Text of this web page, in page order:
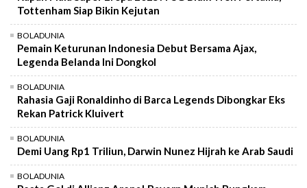
Tottenham Siap Bikin Kejutan
BOLADUNIA
Pemain Keturunan Indonesia Debut Bersama Ajax,
Legenda Belanda Ini Dongkol
BOLADUNIA
Rahasia Gaji Ronaldinho di Barca Legends Dibongkar Eks
Rekan Patrick Kluivert
BOLADUNIA
Demi Uang Rp1 Triliun, Darwin Nunez Hijrah ke Arab Saudi
BOLADUNIA